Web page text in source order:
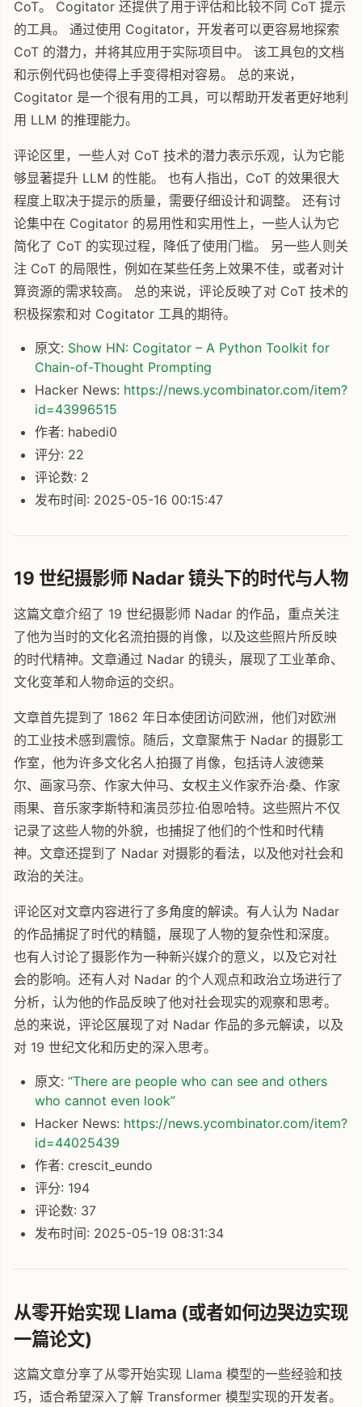
CoT。 Cogitator 还提供了用于评估和比较不同 CoT 提示
的工具。 通过使用 Cogitator，开发者可以更容易地探索
CoT 的潜力，并将其应用于实际项目中。 该工具包的文档
和示例代码也使得上手变得相对容易。 总的来说，
Cogitator 是一个很有用的工具，可以帮助开发者更好地利
用 LLM 的推理能力。
评论区里，一些人对 CoT 技术的潜力表示乐观，认为它能
够显著提升 LLM 的性能。 也有人指出，CoT 的效果很大
程度上取决于提示的质量，需要仔细设计和调整。 还有讨
论集中在 Cogitator 的易用性和实用性上，一些人认为它
简化了 CoT 的实现过程，降低了使用门槛。 另一些人则关
注 CoT 的局限性，例如在某些任务上效果不佳，或者对计
算资源的需求较高。 总的来说，评论反映了对 CoT 技术的
积极探索和对 Cogitator 工具的期待。
原文: Show HN: Cogitator – A Python Toolkit for
Chain-of-Thought Prompting
Hacker News: https://news.ycombinator.com/item?
id=43996515
作者: habedi0
评分: 22
评论数: 2
发布时间: 2025-05-16 00:15:47
19 世纪摄影师 Nadar 镜头下的时代与人物
这篇文章介绍了 19 世纪摄影师 Nadar 的作品，重点关注
了他为当时的文化名流拍摄的肖像，以及这些照片所反映
的时代精神。文章通过 Nadar 的镜头，展现了工业革命、
文化变革和人物命运的交织。
文章首先提到了 1862 年日本使团访问欧洲，他们对欧洲
的工业技术感到震惊。随后，文章聚焦于 Nadar 的摄影工
作室，他为许多文化名人拍摄了肖像，包括诗人波德莱
尔、画家马奈、作家大仲马、女权主义作家乔治·桑、作家
雨果、音乐家李斯特和演员莎拉·伯恩哈特。这些照片不仅
记录了这些人物的外貌，也捕捉了他们的个性和时代精
神。文章还提到了 Nadar 对摄影的看法，以及他对社会和
政治的关注。
评论区对文章内容进行了多角度的解读。有人认为 Nadar
的作品捕捉了时代的精髓，展现了人物的复杂性和深度。
也有人讨论了摄影作为一种新兴媒介的意义，以及它对社
会的影响。还有人对 Nadar 的个人观点和政治立场进行了
分析，认为他的作品反映了他对社会现实的观察和思考。
总的来说，评论区展现了对 Nadar 作品的多元解读，以及
对 19 世纪文化和历史的深入思考。
原文: “There are people who can see and others
who cannot even look”
Hacker News: https://news.ycombinator.com/item?
id=44025439
作者: crescit_eundo
评分: 194
评论数: 37
发布时间: 2025-05-19 08:31:34
从零开始实现 Llama (或者如何边哭边实现
一篇论文)
这篇文章分享了从零开始实现 Llama 模型的一些经验和技
巧，适合希望深入了解 Transformer 模型实现的开发者。